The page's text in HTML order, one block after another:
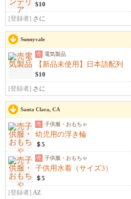
$10
[登録者] さに
Sunnyvale
売 電気製品
【新品未使用】日本語配
$10
[登録者] さに
Santa Clara, CA
売 子供服・おもちゃ
幼児用の浮き輪
＄5
売 子供服・おもちゃ
子供用水着（サイズ3）
＄5
[登録者] AZ